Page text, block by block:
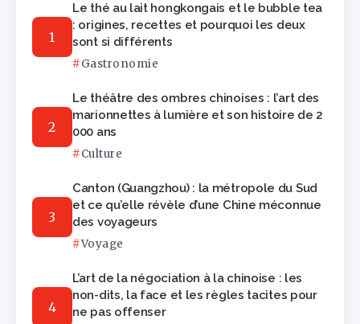
Le thé au lait hongkongais et le bubble tea
: origines, recettes et pourquoi les deux
sont si différents
Gastronomie
Le théâtre des ombres chinoises : l’art des
marionnettes à lumière et son histoire de 2
000 ans
Culture
Canton (Guangzhou) : la métropole du Sud
et ce qu’elle révèle d’une Chine méconnue
des voyageurs
Voyage
L’art de la négociation à la chinoise : les
non-dits, la face et les règles tacites pour
ne pas offenser